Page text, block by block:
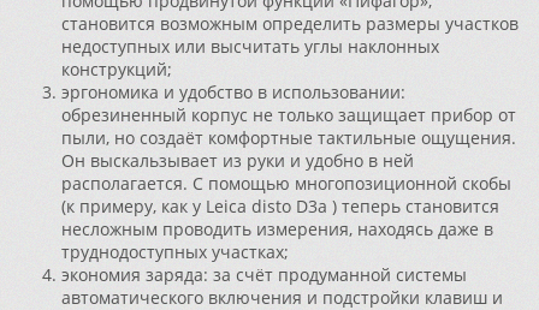
становится возможным определить размеры участков
недоступных или высчитать углы наклонных
конструкций;
эргономика и удобство в использовании:
обрезиненный корпус не только защищает прибор от
пыли, но создаёт комфортные тактильные ощущения.
Он выскальзывает из руки и удобно в ней
располагается. С помощью многопозиционной скобы
(к примеру, как у Leica disto D3a ) теперь становится
несложным проводить измерения, находясь даже в
труднодоступных участках;
экономия заряда: за счёт продуманной системы
автоматического включения и подстройки клавиш и